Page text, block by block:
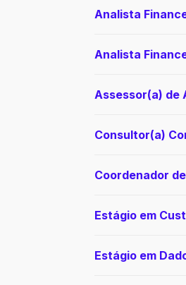
Analista
Analista
Assessor(a) de
Consultor(a)
Coordenador
Estágio em
Estágio em